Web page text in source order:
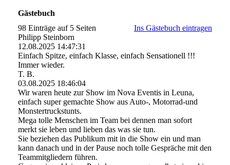
Gästebuch
98 Einträge auf 5 Seiten
Ins Gästebuch eintragen
Philipp Steinborn
12.08.2025 14:47:31
Einfach Spitze, einfach Klasse, einfach Sensationell !!!
Immer wieder.
T. B.
03.08.2025 18:46:04
Wir waren heute zur Show im Nova Eventis in Leuna,
einfach super gemachte Show aus Auto-, Motorrad-und
Monstertruckstunts.
Mega tolle Menschen im Team bei dennen man sofort
merkt sie leben und lieben das was sie tun.
Sie beziehen das Publikum mit in die Show ein und man
kann danach und in der Pause noch tolle Gespräche mit den
Teammitgliedern führen.